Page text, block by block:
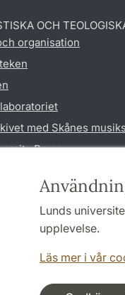
Lunds
upplevelse.
Läs mer i vår
OCH
organisation
med Skånes
Press